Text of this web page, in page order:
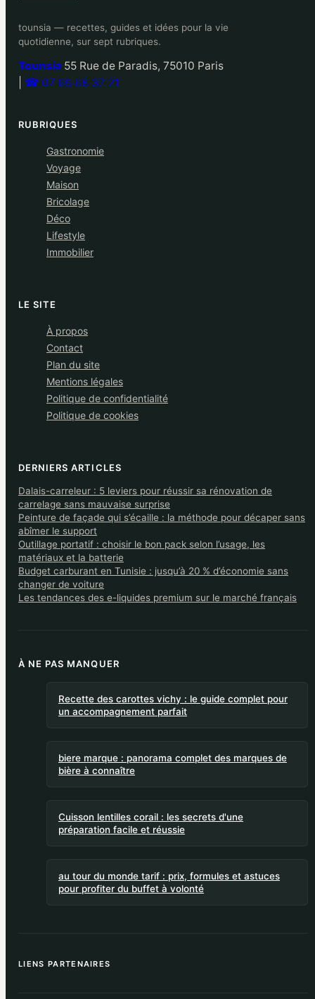
tounsia — recettes, guides et idées pour la vie
quotidienne, sur sept rubriques.
Tounsia 55 Rue de Paradis, 75010 Paris
☎ 07 66 68 37 21
RUBRIQUES
Gastronomie
Voyage
Maison
Bricolage
Déco
Lifestyle
Immobilier
LE SITE
À propos
Contact
Plan du site
Mentions légales
Politique de confidentialité
Politique de cookies
DERNIERS ARTICLES
Dalais-carreleur : 5 leviers pour réussir sa rénovation de
carrelage sans mauvaise surprise
Peinture de façade qui s’écaille : la méthode pour décaper sans
abîmer le support
Outillage portatif : choisir le bon pack selon l’usage, les
matériaux et la batterie
Budget carburant en Tunisie : jusqu’à 20 % d’économie sans
changer de voiture
Les tendances des e-liquides premium sur le marché français
À NE PAS MANQUER
Recette des carottes vichy : le guide complet pour
un accompagnement parfait
biere marque : panorama complet des marques de
bière à connaître
Cuisson lentilles corail : les secrets d'une
préparation facile et réussie
au tour du monde tarif : prix, formules et astuces
pour profiter du buffet à volonté
LIENS PARTENAIRES